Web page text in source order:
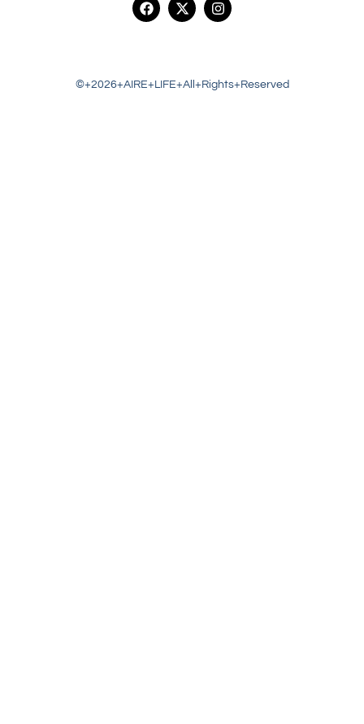
©+2026+AIRE+LIFE+All+Rights+Reserved